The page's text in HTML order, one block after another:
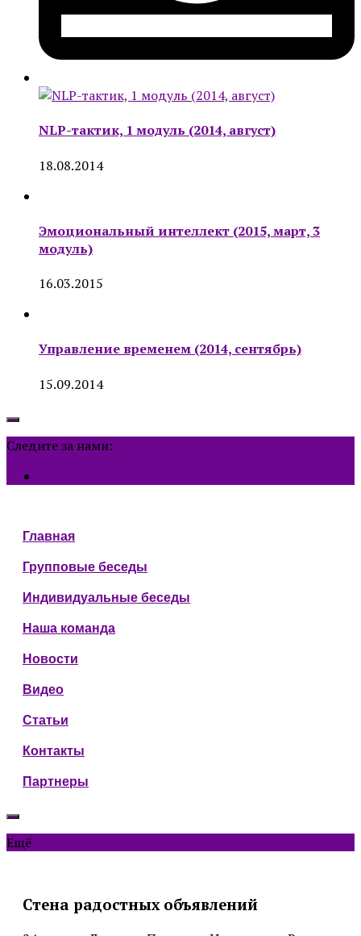
NLP-тактик, 1 модуль (2014, август)
18.08.2014
Эмоциональный интеллект (2015, март, 3
модуль)
16.03.2015
Управление временем (2014, сентябрь)
15.09.2014
Следите за нами:
Главная
Групповые беседы
Индивидуальные беседы
Наша команда
Новости
Видео
Статьи
Контакты
Партнеры
Ещё
Стена радостных объявлений